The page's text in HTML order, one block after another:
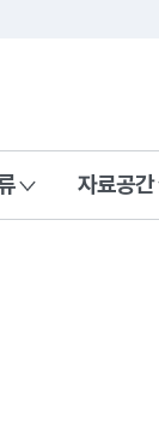
복한 대
자료공간